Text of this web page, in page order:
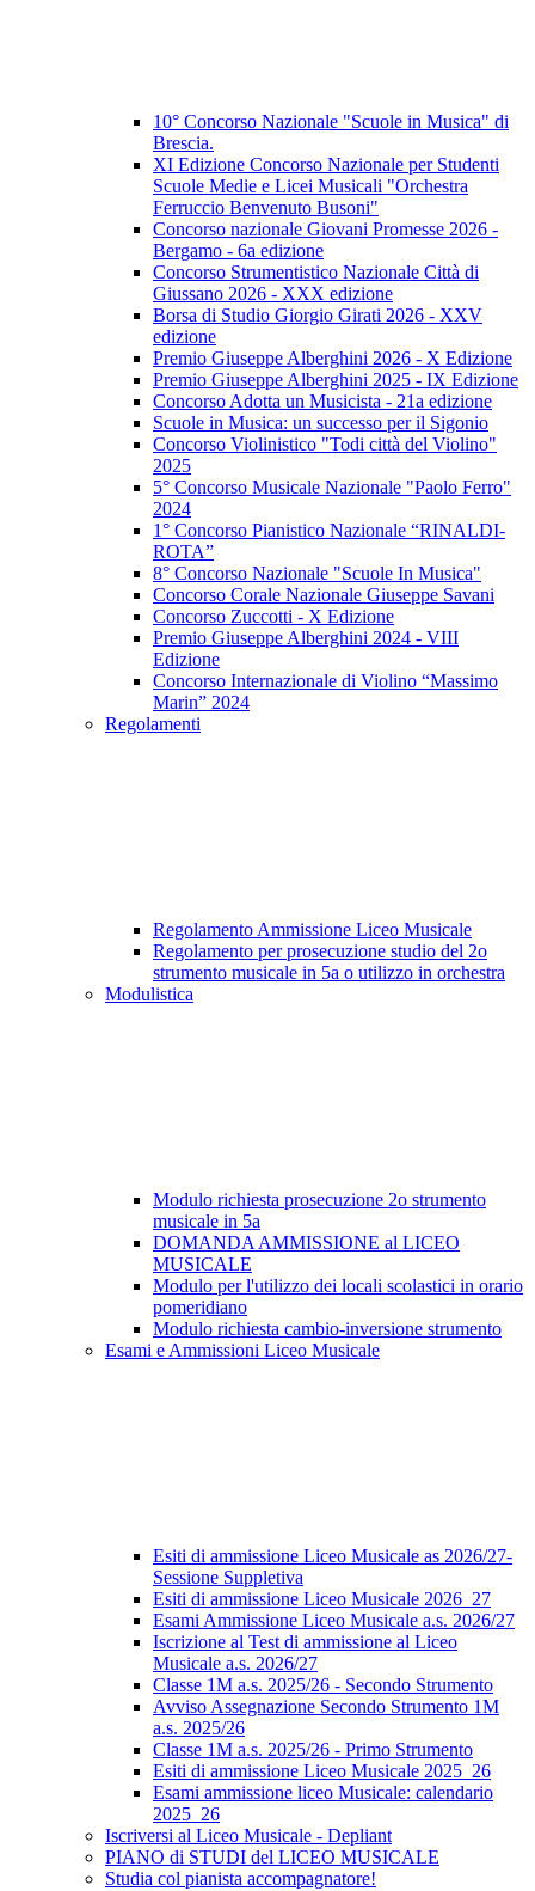
10° Concorso Nazionale "Scuole in Musica" di
Brescia.
XI Edizione Concorso Nazionale per Studenti
Scuole Medie e Licei Musicali "Orchestra
Ferruccio Benvenuto Busoni"
Concorso nazionale Giovani Promesse 2026 -
Bergamo - 6a edizione
Concorso Strumentistico Nazionale Città di
Giussano 2026 - XXX edizione
Borsa di Studio Giorgio Girati 2026 - XXV
edizione
Premio Giuseppe Alberghini 2026 - X Edizione
Premio Giuseppe Alberghini 2025 - IX Edizione
Concorso Adotta un Musicista - 21a edizione
Scuole in Musica: un successo per il Sigonio
Concorso Violinistico "Todi città del Violino"
2025
5° Concorso Musicale Nazionale "Paolo Ferro"
2024
1° Concorso Pianistico Nazionale “RINALDI-
ROTA”
8° Concorso Nazionale​​​​​​​​​​​​​​ "Scuole In Musica"
Concorso Corale Nazionale Giuseppe Savani
Concorso Zuccotti - X Edizione
Premio Giuseppe Alberghini 2024 - VIII
Edizione
Concorso Internazionale di Violino “Massimo
Marin” 2024
Regolamenti
Regolamento Ammissione Liceo Musicale
Regolamento per prosecuzione studio del 2o
strumento musicale in 5a o utilizzo in orchestra
Modulistica
Modulo richiesta prosecuzione 2o strumento
musicale in 5a
DOMANDA AMMISSIONE al LICEO
MUSICALE
Modulo per l'utilizzo dei locali scolastici in orario
pomeridiano
Modulo richiesta cambio-inversione strumento
Esami e Ammissioni Liceo Musicale
Esiti di ammissione Liceo Musicale as 2026/27-
Sessione Suppletiva
Esiti di ammissione Liceo Musicale 2026_27
Esami Ammissione Liceo Musicale a.s. 2026/27
Iscrizione al Test di ammissione al Liceo
Musicale a.s. 2026/27
Classe 1M a.s. 2025/26 - Secondo Strumento
Avviso Assegnazione Secondo Strumento 1M
a.s. 2025/26
Classe 1M a.s. 2025/26 - Primo Strumento
Esiti di ammissione Liceo Musicale 2025_26
Esami ammissione liceo Musicale: calendario
2025_26
Iscriversi al Liceo Musicale - Depliant
PIANO di STUDI del LICEO MUSICALE
Studia col pianista accompagnatore!